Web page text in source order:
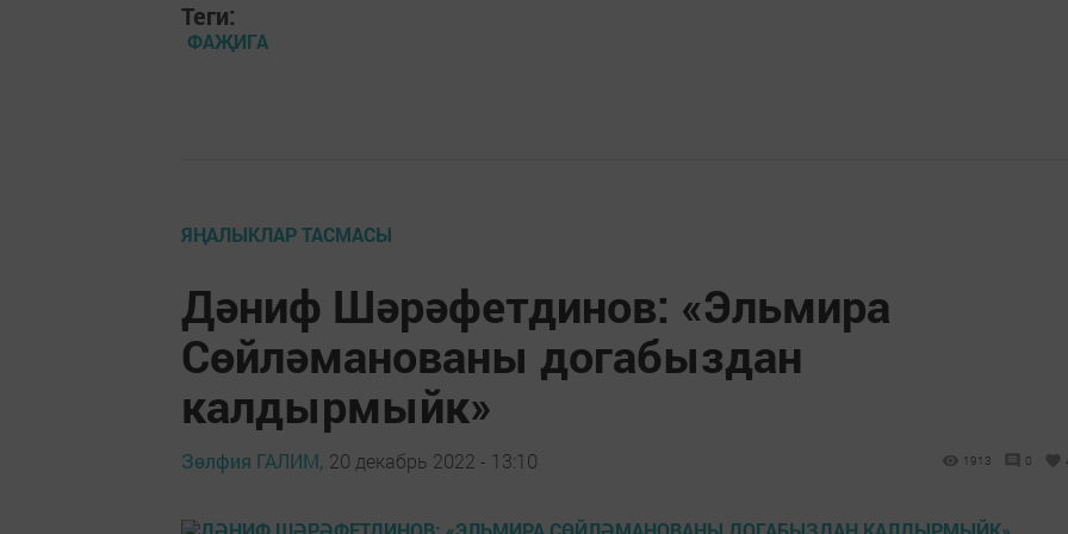
Теги:
ФАҖИГА
ЯҢАЛЫКЛАР ТАСМАСЫ
Дәниф Шәрәфетдинов: «Эльмира
Сөйләманованы догабыздан
калдырмыйк»
Зөлфия ГАЛИМ, 20 декабрь 2022 - 13:10 1913 0